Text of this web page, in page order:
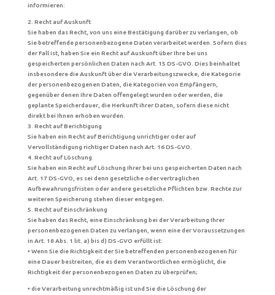
informieren:
2. Recht auf Auskunft
Sie haben das Recht, von uns eine Bestätigung darüber zu verlangen, ob
Sie betreffende personenbezogene Daten verarbeitet werden. Sofern dies
der Fall ist, haben Sie ein Recht auf Auskunft über Ihre bei uns
gespeicherten persönlichen Daten nach Art. 15 DS-GVO. Dies beinhaltet
insbesondere die Auskunft über die Verarbeitungszwecke, die Kategorie
der personenbezogenen Daten, die Kategorien von Empfängern,
gegenüber denen Ihre Daten offengelegt wurden oder werden, die
geplante Speicherdauer, die Herkunft ihrer Daten, sofern diese nicht
direkt bei Ihnen erhoben wurden.
3. Recht auf Berichtigung
Sie haben ein Recht auf Berichtigung unrichtiger oder auf
Vervollständigung richtiger Daten nach Art. 16 DS-GVO.
4. Recht auf Löschung
Sie haben ein Recht auf Löschung Ihrer bei uns gespeicherten Daten nach
Art. 17 DS-GVO, es sei denn gesetzliche oder vertraglichen
Aufbewahrungsfristen oder andere gesetzliche Pflichten bzw. Rechte zur
weiteren Speicherung stehen dieser entgegen.
5. Recht auf Einschränkung
Sie haben das Recht, eine Einschränkung bei der Verarbeitung Ihrer
personenbezogenen Daten zu verlangen, wenn eine der Voraussetzungen
in Art. 18 Abs. 1 lit. a) bis d) DS-GVO erfüllt ist:
• Wenn Sie die Richtigkeit der Sie betreffenden personenbezogenen für
eine Dauer bestreiten, die es dem Verantwortlichen ermöglicht, die
Richtigkeit der personenbezogenen Daten zu überprüfen;
• die Verarbeitung unrechtmäßig ist und Sie die Löschung der